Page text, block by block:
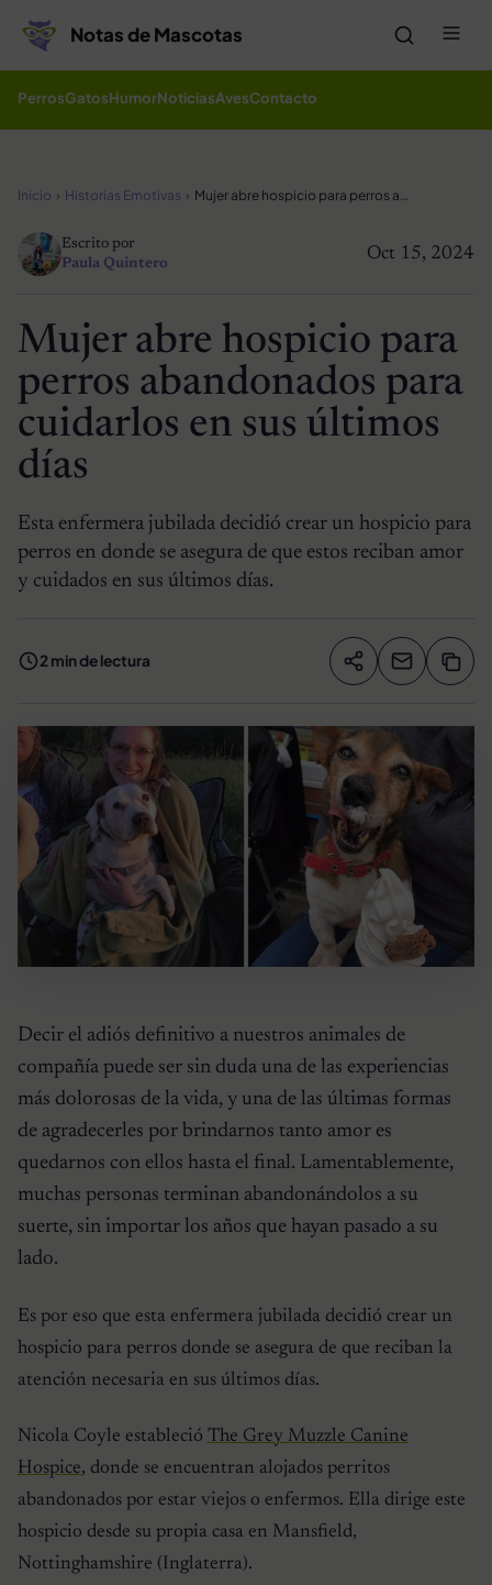
Notas de Mascotas
PerrosGatosHumorNoticiasAvesContacto
Inicio Historias Emotivas Mujer abre hospicio para perros abandonados para cuidarlos en sus últimos días
Oct 15, 2024
Escrito por
Paula Quintero
Mujer abre hospicio para
perros abandonados para
cuidarlos en sus últimos
días
Esta enfermera jubilada decidió crear un hospicio para
perros en donde se asegura de que estos reciban amor
y cuidados en sus últimos días.
2 min de lectura Compartir
Decir el adiós definitivo a nuestros animales de
compañía puede ser sin duda una de las experiencias
más dolorosas de la vida, y una de las últimas formas
de agradecerles por brindarnos tanto amor es
quedarnos con ellos hasta el final. Lamentablemente,
muchas personas terminan abandonándolos a su
suerte, sin importar los años que hayan pasado a su
lado.
Es por eso que esta enfermera jubilada decidió crear un
hospicio para perros donde se asegura de que reciban la
atención necesaria en sus últimos días.
Nicola Coyle estableció The Grey Muzzle Canine
Hospice, donde se encuentran alojados perritos
abandonados por estar viejos o enfermos. Ella dirige este
hospicio desde su propia casa en Mansfield,
Nottinghamshire (Inglaterra).